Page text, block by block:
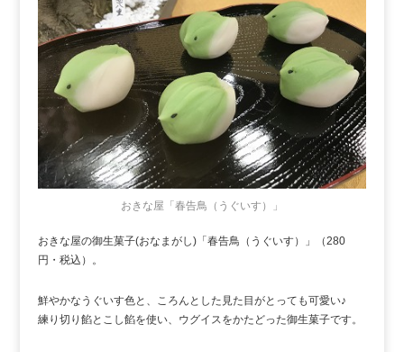
おきな屋「春告鳥（うぐいす）」
おきな屋の御生菓子(おなまがし)「春告鳥（うぐいす）」（280
円・税込）。
鮮やかなうぐいす色と、ころんとした見た目がとっても可愛い♪
練り切り餡とこし餡を使い、ウグイスをかたどった御生菓子です。